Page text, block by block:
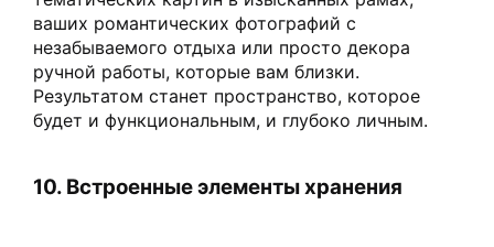
ваших романтических фотографий с
незабываемого отдыха или просто декора
ручной работы, которые вам близки.
Результатом станет пространство, которое
будет и функциональным, и глубоко личным.
10. Встроенные элементы хранения